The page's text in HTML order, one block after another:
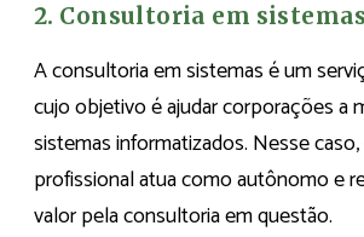
2. Consultoria em sistemas
A consultoria em sistemas é um
cujo objetivo é ajudar corporações a
sistemas informatizados. Nesse
profissional atua como autônomo e
valor pela consultoria em questão.